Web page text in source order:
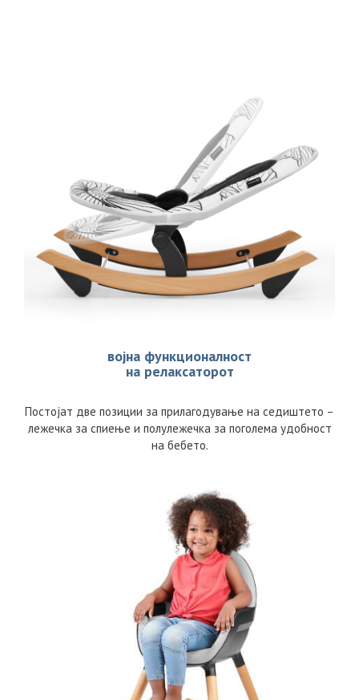
војна функционалност
на релаксаторот
Постојат две позиции за прилагодување на седиштето –
лежечка за спиење и полулежечка за поголема удобност
на бебето.